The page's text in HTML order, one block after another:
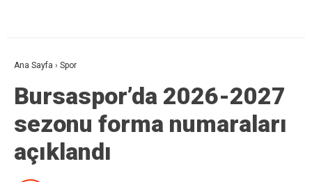
Ana Sayfa › Spor
Bursaspor’da 2026-2027
sezonu forma numaraları
açıklandı